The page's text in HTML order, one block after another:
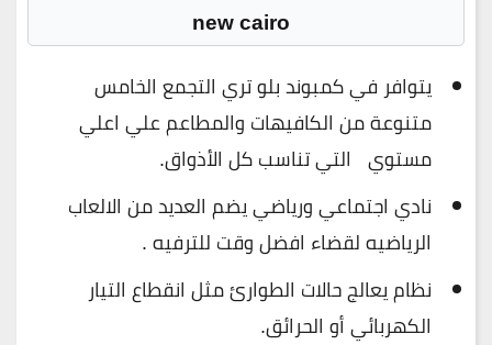
new cairo
يتوافر في كمبوند بلو تري التجمع الخامس
متنوعة من الكافيهات والمطاعم علي اعلي
مستوي التي تناسب كل الأذواق.
نادي اجتماعي ورياضي يضم العديد من الالعاب
الرياضيه لقضاء افضل وقت للترفيه .
نظام يعالج حالات الطوارئ مثل انقطاع التيار
الكهربائي أو الحرائق.